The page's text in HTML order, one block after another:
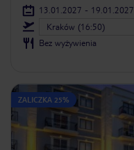
13.01.2027 - 19.01.2027
Kraków (16:50)
Bez wyżywienia
ZALICZKA 25%